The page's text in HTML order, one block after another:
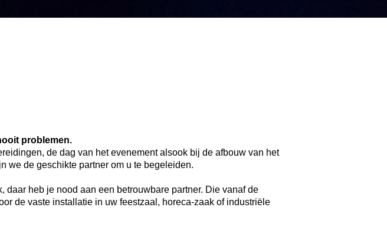
problemen.
de dag van het evenement alsook bij de afbouw van het
we de geschikte partner om u te begeleiden.
heb je nood aan een betrouwbare partner. Die vanaf de
de vaste installatie in uw feestzaal, horeca-zaak of industriële